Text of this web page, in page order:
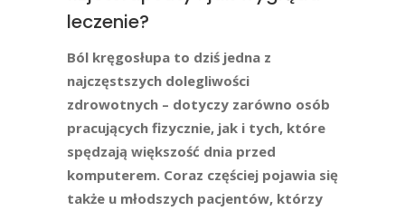
leczenie?
Ból kręgosłupa to dziś jedna z
najczęstszych dolegliwości
zdrowotnych – dotyczy zarówno osób
pracujących fizycznie, jak i tych, które
spędzają większość dnia przed
komputerem. Coraz częściej pojawia się
także u młodszych pacjentów, którzy